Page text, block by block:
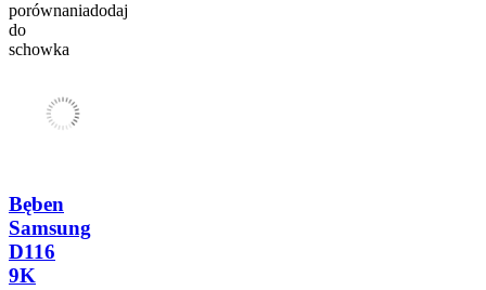
porównaniadodaj
do
schowka
Bęben
Samsung
D116
9K